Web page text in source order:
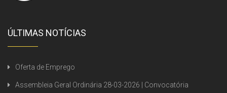
ÚLTIMAS NOTÍCIAS
Oferta de Emprego
Assembleia Geral Ordinária 28-03-2026 | Convocatória